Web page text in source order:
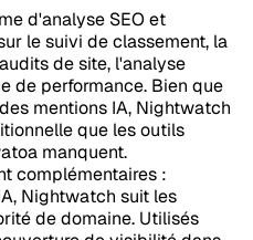
d'analyse SEO et
le suivi de classement, la
de site, l'analyse
de performance. Bien que
mentions IA, Nightwatch
que les outils
manquent.
complémentaires :
Nightwatch suit les
de domaine. Utilisés